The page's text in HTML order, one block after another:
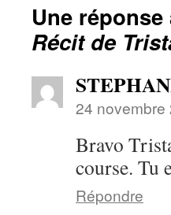
Une réponse
Récit de
24 novembre
Bravo
course. Tu
Répondre